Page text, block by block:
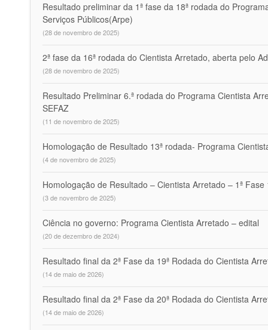
Resultado preliminar da 1ª fase da 18ª rodada do
Serviços Públicos(Arpe)
(28 de novembro de 2025)
2ª fase da 16ª rodada do Cientista Arretado, aberta pelo
(28 de novembro de 2025)
Resultado Preliminar 6.ª rodada do Programa Cientista
SEFAZ
(11 de novembro de 2025)
Homologação de Resultado 13ª rodada- Programa
(4 de novembro de 2025)
Homologação de Resultado – Cientista Arretado – 1ª Fase
(3 de novembro de 2025)
Ciência no governo: Programa Cientista Arretado – edital
(20 de dezembro de 2024)
Resultado final da 2ª Fase da 19ª Rodada do Cientista
(14 de maio de 2026)
Resultado final da 2ª Fase da 20ª Rodada do Cientista
(14 de maio de 2026)